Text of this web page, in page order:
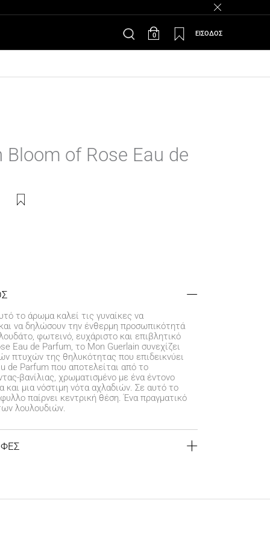
0 ΕΙΣΟΔΟΣ
Bloom of Rose Eau de
το άρωμα καλεί τις γυναίκες να
να δηλώσουν την ένθερμη προσωπικότητά
φωτεινό, ευχάριστο και επιβλητικό
Eau de Parfum, το Mon Guerlain συνεχίζει
πτυχών της θηλυκότητας που επιδεικνύει
de Parfum που αποτελείται από το
βανίλιας, χρωματισμένο με ένα έντονο
και μια νόστιμη νότα αχλαδιών. Σε αυτό το
παίρνει κεντρική θέση. Ένα πραγματικό
λουλουδιών.
για αγορές κάτω των 39€